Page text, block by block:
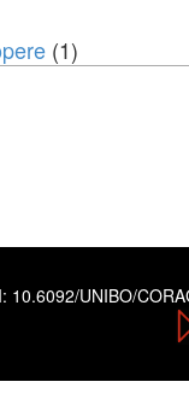
(1)
10.6092/UNIBO/